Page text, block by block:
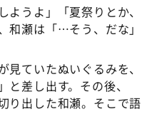
ようよ」「夏祭りとか、
和瀬は「…そう、だな」
ていたぬいぐるみを、
差し出す。その後、
り出した和瀬。そこで語